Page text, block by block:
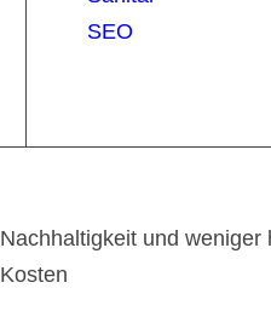
SEO
Nachhaltigkeit und weniger
Kosten